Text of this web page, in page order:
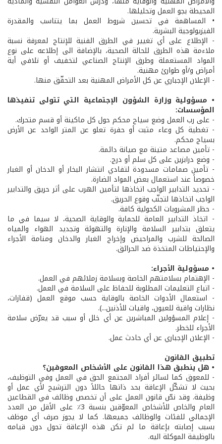
المحيطة بجو العمل وتحليلها.
• المساهمة في تحسين شروط العمل بما يتناسب والمقدرة
الفيزيولوجية البشرية.
- الإطلاع على أي تغيير في الطرق الفنية للإنتاج لمعرفة نسبة
ملاءمة هذه الطرق للحالة الصحية، بالإضافة الى إطلاعه على نوع
المواد المستعملة وطرق الإنتاج الصناعي لتخفيف أو تلافي أية
أمراض و/أو طوارئ مهنية.
- الإعلان الإجباري عن كل الأمراض المهنية بعد التحقّق منها.
• مسؤولية وزارة الشؤون الإجتماعية التي تتولى تنفيذها
المؤسسات:
- على رب العمل وضع سياج محكم حول كل ماكينة أو قسم متحرك.
- تغطية كل وعاء مثبت أو حفرة تعلو عن المتر الواحد عن الأرض
بسياج محكم.
- تأمين مصاعد متينة مع صيانة دائمة.
- وضع درابزين على كل سلم أو درج.
- تأمين صمامات مسدودة لتفادي انتشار البخار أو الدخان أو الغبار
خصوصاً عند استعمال بعض المواد الضارة.
- تحديد التدابير الواجب اتخاذها لتأمين الهرب على أثر حريق والتدابير
الواجب اتخاذها لتجنّب وقوع الحريق.
- حظر المشروبات الكحولية كافة.
- اتخاذ التدابير العامة للحماية والوقاية الصحية، لا سيما في ما
يتعلق بتدابير السلامة والإنارة والتهوئة وتجديد الهواء والمياه
الصالحة للشرب والمراحيض وإخراج الغبار والدخان ومنامة الأجراء
والإحتياطات المتخذة ضد الحرائق.
• مسؤولية الأجراء:
- الإهتمام بسلامتهم الخاصة وبسلامة زملائهم في العمل.
- اتباع التعليمات المطلوبة للحفاظ على السلامة في العمل.
- استعمال الأدوات الخاصة بالوقاية حسب موقع العمل (قفازات،
نظارات واقية للعيون، واقيات للأذنين...).
- إعلام المسؤولين المباشرين عن أي خلل أو سبب قد يعرّض سلامة
الأجراء للخطر.
- الإعلان الإجباري عن أي حادث عمل.
تطبيق القانون
• هل ينطبق هذا القانون على الأشخاص المعوقين؟
- للمعوق كما لسائر أفراد المجتمع الحق في العمل وفي التوظيف،
بحيث لا تشكّل الإعاقة بحد ذاتها حائلاً دون الترشيح لأي عمل أو
وظيفة. وقد نصّ قانون العمل على أن تخصص وظائف في القطاعين
العام والخاص للأشخاص المعوّقين بنسبة 3٪ على الأقل من العدد
الإجمالي للفئات والوظائف جميعها. كما لا يجوز صرف أي موظف
بسبب إصابته بإعاقة ما لم تكن هذه الإعاقة تحول دون قيامه
بالوظيفة الموكلة اليه.